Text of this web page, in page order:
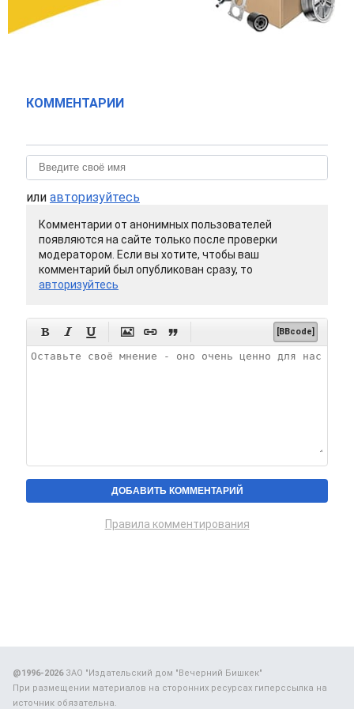
КОММЕНТАРИИ
или авторизуйтесь
Комментарии от анонимных пользователей
появляются на сайте только после проверки
модератором. Если вы хотите, чтобы ваш
комментарий был опубликован сразу, то
авторизуйтесь
      [BBcode]
Правила комментирования
@1996-2026ЗАО "Издательский дом "Вечерний Бишкек"
При размещении материалов на сторонних ресурсах гиперссылка на
источник обязательна.